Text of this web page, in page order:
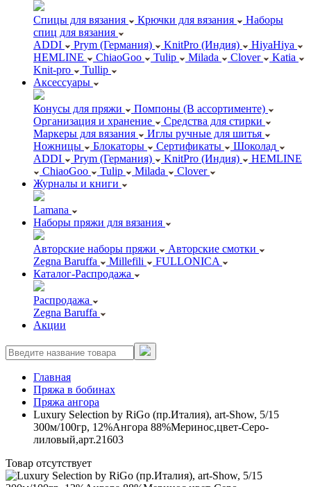
Спицы для вязания Крючки для вязания
Наборы
спиц для вязания
ADDI
Prym (Германия) KnitPro (Индия)
HiyaHiya
HEMLINE
ChiaoGoo Tulip Milada Clover
Katia
Knit-pro
Tullip
Аксессуары
Конусы для пряжи
Помпоны (В ассортименте)
Организация и хранение
Средства для стирки
Маркеры для вязания
Иглы ручные для шитья
Ножницы
Блокаторы Сертификаты
Шоколад
ADDI
Prym (Германия) KnitPro (Индия)
HEMLINE
ChiaoGoo
Tulip Milada
Clover
Журналы и книги
Lamana
Наборы пряжи для вязания
Авторские наборы пряжи
Авторские смотки
Zegna Baruffa
Millefili
FULLONICA
Каталог-Распродажа
Распродажа
Zegna Baruffa
Акции
Главная
Пряжа в бобинах
Пряжа ангора
Luxury Selection by RiGo (пр.Италия), art-Show, 5/15
300м/100гр, 12%Ангора 88%Меринос,цвет-Серо-
лиловый,арт.21603
Товар отсутствует